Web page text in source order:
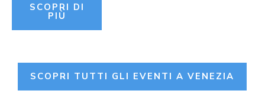
SCOPRI DI
PIÙ
SCOPRI TUTTI GLI EVENTI A VENEZIA